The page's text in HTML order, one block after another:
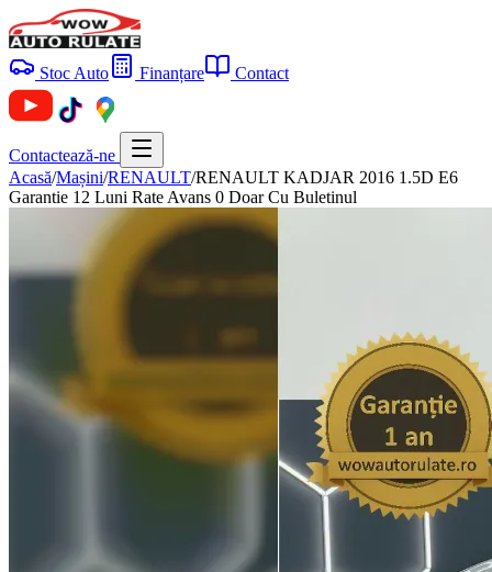
Stoc Auto Finanțare Contact
Contactează-ne
Acasă/Mașini/RENAULT/RENAULT KADJAR 2016 1.5D E6
Garantie 12 Luni Rate Avans 0 Doar Cu Buletinul